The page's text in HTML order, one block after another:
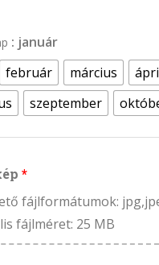
: január
február március
szeptember
fájlformátumok:
fájlméret: 25 MB